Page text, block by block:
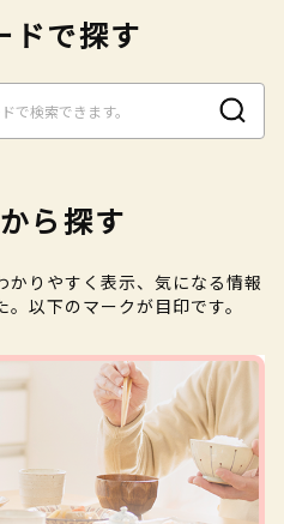
ドで探す
ら探す
かりやすく表示、気になる情報
以下のマークが目印です。